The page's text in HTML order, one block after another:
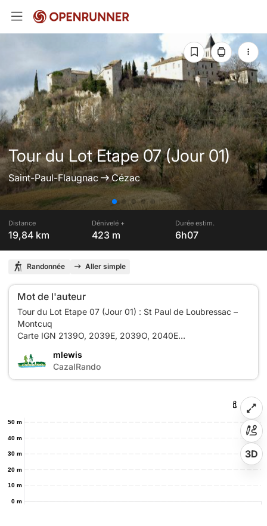
Tour du Lot Etape 07 (Jour 01)
Saint-Paul-Flaugnac Cézac
Distance
19,84 km
Dénivelé +
423 m
Durée estim.
6h07
Randonnée Aller simple
Mot de l'auteur
Tour du Lot Etape 07 (Jour 01) : St Paul de Loubressac –
Montcuq
Carte IGN 2139O, 2039E, 2039O, 2040E
M
mlewis
CazalRando
0 m
10 m
20 m
30 m
40 m
50 m
3D